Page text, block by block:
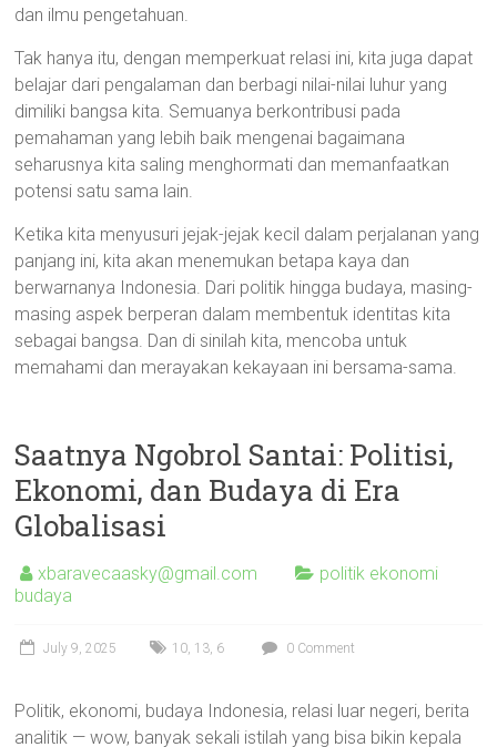
dan ilmu pengetahuan.
Tak hanya itu, dengan memperkuat relasi ini, kita juga dapat
belajar dari pengalaman dan berbagi nilai-nilai luhur yang
dimiliki bangsa kita. Semuanya berkontribusi pada
pemahaman yang lebih baik mengenai bagaimana
seharusnya kita saling menghormati dan memanfaatkan
potensi satu sama lain.
Ketika kita menyusuri jejak-jejak kecil dalam perjalanan yang
panjang ini, kita akan menemukan betapa kaya dan
berwarnanya Indonesia. Dari politik hingga budaya, masing-
masing aspek berperan dalam membentuk identitas kita
sebagai bangsa. Dan di sinilah kita, mencoba untuk
memahami dan merayakan kekayaan ini bersama-sama.
Saatnya Ngobrol Santai: Politisi,
Ekonomi, dan Budaya di Era
Globalisasi
xbaravecaasky@gmail.com
politik ekonomi
budaya
July 9, 2025 10, 13, 6 0 Comment
Politik, ekonomi, budaya Indonesia, relasi luar negeri, berita
analitik — wow, banyak sekali istilah yang bisa bikin kepala